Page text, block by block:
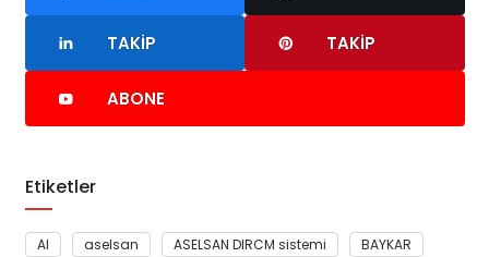
TAKIP TAKIP
ABONE
Etiketler
AI aselsan ASELSAN DIRCM sistemi
BAYKAR